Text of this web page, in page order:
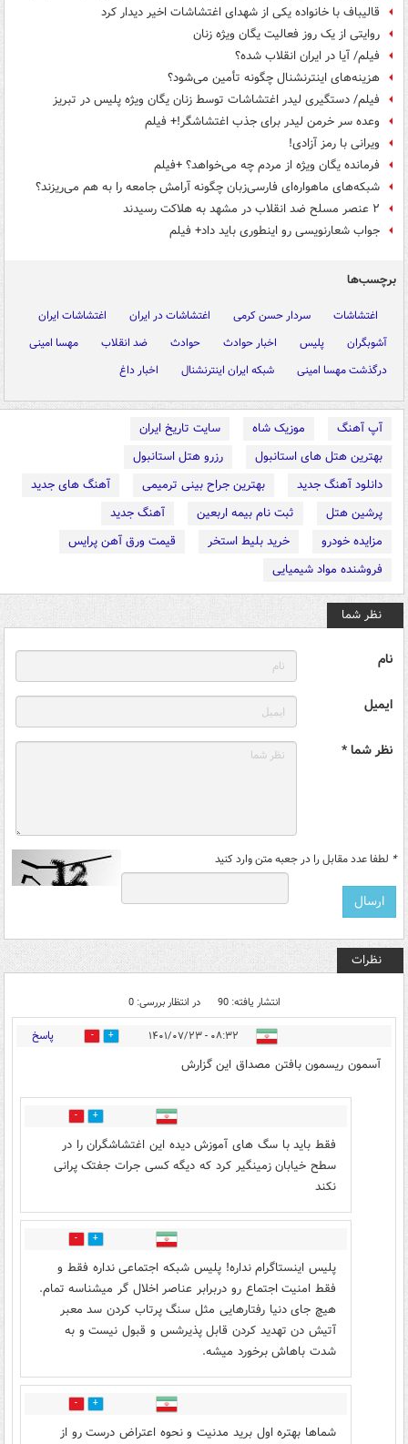
قالیباف با خانواده یکی از شهدای اغتشاشات اخیر دیدار کرد
روایتی از یک روز فعالیت یگان ویژه زنان
فیلم/ آیا در ایران انقلاب شده؟
هزینه‌های اینترنشنال چگونه تأمین می‌شود؟
فیلم/ دستگیری لیدر اغتشاشات توسط زنان یگان ویژه پلیس در تبریز
وعده سر خرمن لیدر برای جذب اغتشاشگر!+ فیلم
ویرانی با رمز آزادی!
فرمانده یگان ویژه از مردم چه می‌خواهد؟ +فیلم
شبکه‌های ماهواره‌ای فارسی‌زبان چگونه آرامش جامعه را به هم می‌ریزند؟
۲ عنصر مسلح ضد انقلاب در مشهد به هلاکت رسیدند
جواب شعارنویسی رو اینطوری باید داد+ فیلم
برچسب‌ها
اغتشاشات سردار حسن کرمی اغتشاشات در ایران
اغتشاشات ایران
آشوبگران
پلیس اخبار حوادث حوادث ضد انقلاب
مهسا امینی
درگذشت مهسا امینی
شبکه ایران اینترنشنال اخبار داغ
آپ آهنگ موزیک شاه
سایت تاریخ ایران
بهترین هتل های استانبول
رزرو هتل استانبول
دانلود آهنگ جدید
بهترین جراح بینی ترمیمی
آهنگ های جدید
پرشین هتل
ثبت نام بیمه اربعین
آهنگ جدید
مزایده خودرو
خرید بلیط استخر
قیمت ورق آهن پرایس
فروشنده مواد شیمیایی
نظر شما
نام
ایمیل
نظر شما *
* لطفا عدد مقابل را در جعبه متن وارد کنید
نظرات
انتشار یافته: 90 در انتظار بررسی: 0
۰۸:۳۲ - ۱۴۰۱/۰۷/۲۳ 49 پاسخ
آسمون ريسمون بافتن مصداق اين گزارش
42
فقط باید با سگ های آموزش دیده این اغتشاشگران را در
سطح خیابان زمینگیر کرد که دیگه کسی جرات جفتک پرانی
نکند
30
پلیس اینستاگرام نداره! پلیس شبکه اجتماعی نداره فقط و
فقط امنیت اجتماع رو دربرابر عناصر اخلال گر میشناسه تمام.
هیچ جای دنیا رفتارهایی مثل سنگ پرتاب کردن سد معبر
آتیش دن تهدید کردن قابل پذیرشس و قبول نیست و به
شدت باهاش برخورد میشه.
35
شماها بهتره اول برید مدنیت و نحوه اعتراض درست رو از